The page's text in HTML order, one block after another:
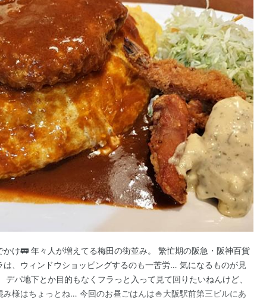
かけ🚃 年々人が増えてる梅田の街並み。 繁忙期の阪急・阪神百貨
は、ウィンドウショッピングするのも一苦労… 気になるものが見
デパ地下とか目的もなくフラっと入って見て回りたいねんけど、
み様はちょっとね… 今回のお昼ごはんは🍚大阪駅前第三ビルにあ